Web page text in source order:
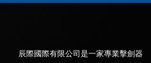
辰際國際有限公司是一家專業擊劍器